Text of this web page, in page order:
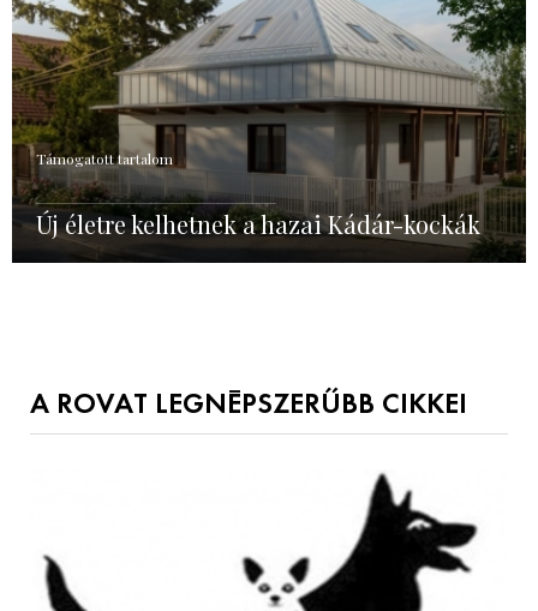
Támogatott tartalom
Új életre kelhetnek a hazai Kádár-kockák
A ROVAT LEGNÉPSZERŰBB CIKKEI